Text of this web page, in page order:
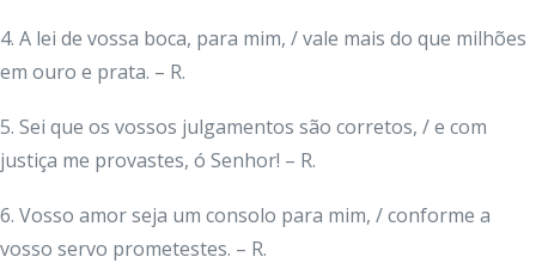
4. A lei de vossa boca, para mim, / vale mais do que milhões
em ouro e prata. – R.
5. Sei que os vossos julgamentos são corretos, / e com
justiça me provastes, ó Senhor! – R.
6. Vosso amor seja um consolo para mim, / conforme a
vosso servo prometestes. – R.